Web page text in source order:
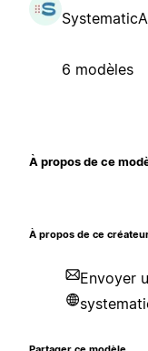
6 modèles
À propos de ce
À propos de ce
Envoyer